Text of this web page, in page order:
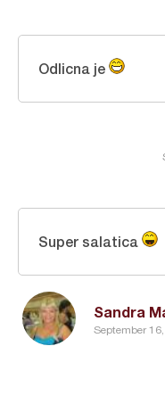
Odlicna je
Sandra
September
Super salatica